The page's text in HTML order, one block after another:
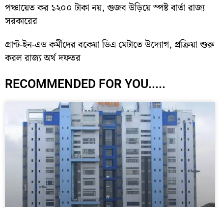
পঞ্চায়েত কর ১২০০ টাকা নয়, গুজব উড়িয়ে স্পষ্ট বার্তা রাজ্য
সরকারের
গ্রান্ট-ইন-এড কর্মীদের বকেয়া ডিএ মেটাতে উদ্যোগ, প্রক্রিয়া শুরু
করল রাজ্য অর্থ দফতর
RECOMMENDED FOR YOU.....